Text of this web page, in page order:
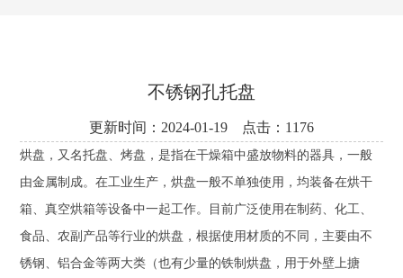
程
例
新
闻
不锈钢孔托盘
更新时间：2024-01-19 点击：1176
烘盘，又名托盘、烤盘，是指在干燥箱中盛放物料的器具，一般
由金属制成。在工业生产，烘盘一般不单独使用，均装备在烘干
箱、真空烘箱等设备中一起工作。目前广泛使用在制药、化工、
食品、农副产品等行业的烘盘，根据使用材质的不同，主要由不
锈钢、铝合金等两大类（也有少量的铁制烘盘，用于外壁上搪